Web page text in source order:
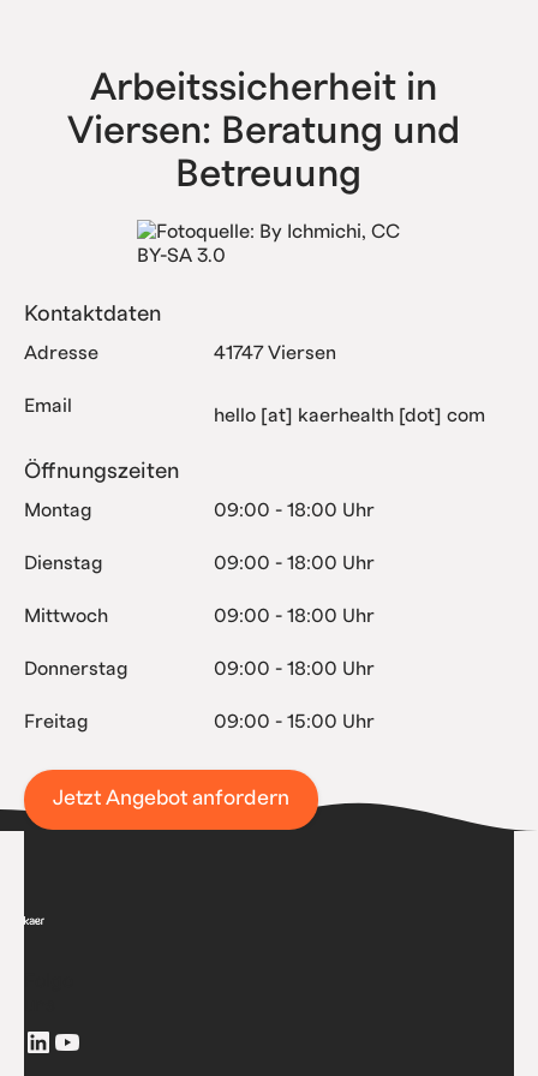
Arbeitssicherheit in
Viersen: Beratung und
Betreuung
Kontaktdaten
Adresse 41747 Viersen
Email hello [at] kaerhealth [dot] com
Öffnungszeiten
Montag 09:00 - 18:00 Uhr
Dienstag 09:00 - 18:00 Uhr
Mittwoch 09:00 - 18:00 Uhr
Donnerstag 09:00 - 18:00 Uhr
Freitag 09:00 - 15:00 Uhr
Jetzt Angebot anfordern